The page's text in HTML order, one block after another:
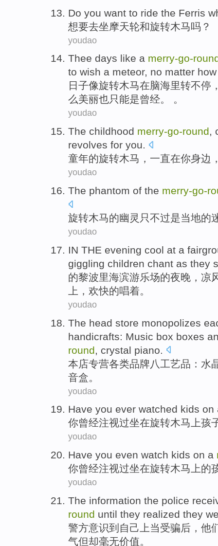
Do you want to ride the Ferris
想要去坐摩天轮和旋转木马吗？
youdao
Thee days like a merry-go-
to wish a meteor, no matter
日子像旋转木马在脑海里转不停
么美丽也只能是曾经。 。
youdao
The childhood merry-go-round,
revolves for you.
童年的旋转木马 ， 一直在你身边
youdao
The phantom of the merry-go-
旋转木马的幽灵只不过是当地的
youdao
IN THE evening cool at a
giggling children chant as they
的黎波里海滨游乐场的夜晚 ， 凉
上，欢快的唱着。
youdao
The head store monopolizes
handicrafts: Music box boxes
round
crystal piano.
本店专营各类品牌 八 工艺品 ： 水
音盒。
youdao
Have you ever watched kids on
你曾经注视过坐在旋转木马上孩
youdao
Have you even watch kids on a
你曾经注视过坐在旋转木马 上的
youdao
The information the police
round until they realized they
警方意识到 自己上当受骗后， 他
气但却毫无价值。